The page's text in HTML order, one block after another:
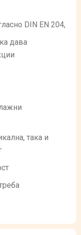
DIN EN 204,
дава
така и